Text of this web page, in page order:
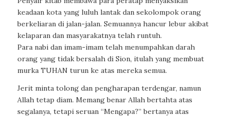
keadaan kota yang luluh lantak dan sekolompok orang
berkeliaran di jalan-jalan. Semuannya hancur lebur akibat
kelaparan dan masyarakatnya telah runtuh.
Para nabi dan imam-imam telah menumpahkan darah
orang yang tidak bersalah di Sion, itulah yang membuat
murka TUHAN turun ke atas mereka semua.
Jerit minta tolong dan pengharapan terdengar, namun
Allah tetap diam. Memang benar Allah bertahta atas
segalanya, tetapi seruan “Mengapa?” bertanya atas